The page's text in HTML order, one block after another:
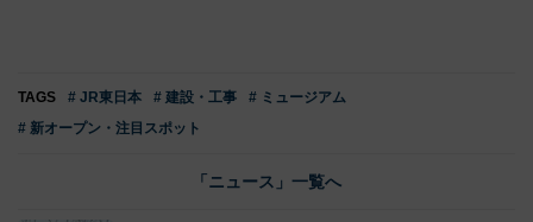
TAGS # JR東日本 # 建設・工事
# ミュージアム
# 新オープン・注目スポット
「ニュース」一覧へ